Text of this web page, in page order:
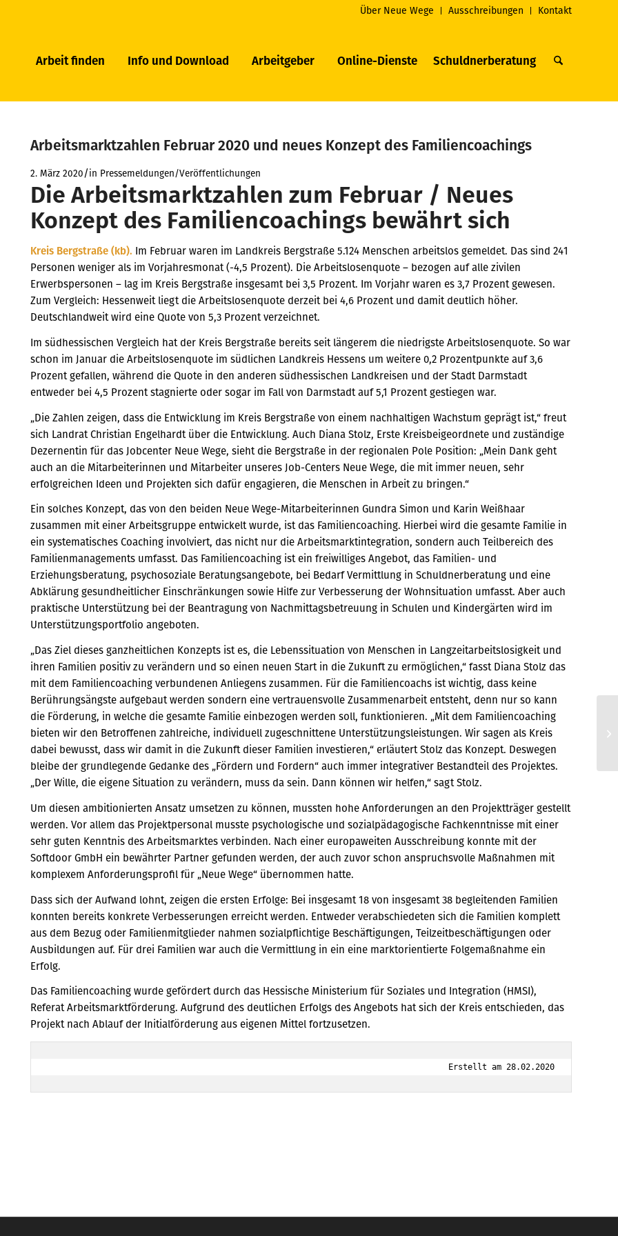
Über Neue Wege Ausschreibungen Kontakt
Arbeit finden Info und Download Arbeitgeber Online-Dienste Schuldnerberatung
Arbeitsmarktzahlen Februar 2020 und neues Konzept des Familiencoachings
2. März 2020/in Pressemeldungen/Veröffentlichungen
Die Arbeitsmarktzahlen zum Februar / Neues
Konzept des Familiencoachings bewährt sich
Kreis Bergstraße (kb). Im Februar waren im Landkreis Bergstraße 5.124 Menschen arbeitslos gemeldet. Das sind 241
Personen weniger als im Vorjahresmonat (-4,5 Prozent). Die Arbeitslosenquote – bezogen auf alle zivilen
Erwerbspersonen – lag im Kreis Bergstraße insgesamt bei 3,5 Prozent. Im Vorjahr waren es 3,7 Prozent gewesen.
Zum Vergleich: Hessenweit liegt die Arbeitslosenquote derzeit bei 4,6 Prozent und damit deutlich höher.
Deutschlandweit wird eine Quote von 5,3 Prozent verzeichnet.
Im südhessischen Vergleich hat der Kreis Bergstraße bereits seit längerem die niedrigste Arbeitslosenquote. So war
schon im Januar die Arbeitslosenquote im südlichen Landkreis Hessens um weitere 0,2 Prozentpunkte auf 3,6
Prozent gefallen, während die Quote in den anderen südhessischen Landkreisen und der Stadt Darmstadt
entweder bei 4,5 Prozent stagnierte oder sogar im Fall von Darmstadt auf 5,1 Prozent gestiegen war.
„Die Zahlen zeigen, dass die Entwicklung im Kreis Bergstraße von einem nachhaltigen Wachstum geprägt ist,“ freut
sich Landrat Christian Engelhardt über die Entwicklung. Auch Diana Stolz, Erste Kreisbeigeordnete und zuständige
Dezernentin für das Jobcenter Neue Wege, sieht die Bergstraße in der regionalen Pole Position: „Mein Dank geht
auch an die Mitarbeiterinnen und Mitarbeiter unseres Job-Centers Neue Wege, die mit immer neuen, sehr
erfolgreichen Ideen und Projekten sich dafür engagieren, die Menschen in Arbeit zu bringen.“
Ein solches Konzept, das von den beiden Neue Wege-Mitarbeiterinnen Gundra Simon und Karin Weißhaar
zusammen mit einer Arbeitsgruppe entwickelt wurde, ist das Familiencoaching. Hierbei wird die gesamte Familie in
ein systematisches Coaching involviert, das nicht nur die Arbeitsmarktintegration, sondern auch Teilbereich des
Familienmanagements umfasst. Das Familiencoaching ist ein freiwilliges Angebot, das Familien- und
Erziehungsberatung, psychosoziale Beratungsangebote, bei Bedarf Vermittlung in Schuldnerberatung und eine
Abklärung gesundheitlicher Einschränkungen sowie Hilfe zur Verbesserung der Wohnsituation umfasst. Aber auch
praktische Unterstützung bei der Beantragung von Nachmittagsbetreuung in Schulen und Kindergärten wird im
Unterstützungsportfolio angeboten.
„Das Ziel dieses ganzheitlichen Konzepts ist es, die Lebenssituation von Menschen in Langzeitarbeitslosigkeit und
ihren Familien positiv zu verändern und so einen neuen Start in die Zukunft zu ermöglichen,“ fasst Diana Stolz das
mit dem Familiencoaching verbundenen Anliegens zusammen. Für die Familiencoachs ist wichtig, dass keine
Berührungsängste aufgebaut werden sondern eine vertrauensvolle Zusammenarbeit entsteht, denn nur so kann
die Förderung, in welche die gesamte Familie einbezogen werden soll, funktionieren. „Mit dem Familiencoaching
bieten wir den Betroffenen zahlreiche, individuell zugeschnittene Unterstützungsleistungen. Wir sagen als Kreis
dabei bewusst, dass wir damit in die Zukunft dieser Familien investieren,“ erläutert Stolz das Konzept. Deswegen
bleibe der grundlegende Gedanke des „Fördern und Fordern“ auch immer integrativer Bestandteil des Projektes.
„Der Wille, die eigene Situation zu verändern, muss da sein. Dann können wir helfen,“ sagt Stolz.
Um diesen ambitionierten Ansatz umsetzen zu können, mussten hohe Anforderungen an den Projektträger gestellt
werden. Vor allem das Projektpersonal musste psychologische und sozialpädagogische Fachkenntnisse mit einer
sehr guten Kenntnis des Arbeitsmarktes verbinden. Nach einer europaweiten Ausschreibung konnte mit der
Softdoor GmbH ein bewährter Partner gefunden werden, der auch zuvor schon anspruchsvolle Maßnahmen mit
komplexem Anforderungsprofil für „Neue Wege“ übernommen hatte.
Dass sich der Aufwand lohnt, zeigen die ersten Erfolge: Bei insgesamt 18 von insgesamt 38 begleitenden Familien
konnten bereits konkrete Verbesserungen erreicht werden. Entweder verabschiedeten sich die Familien komplett
aus dem Bezug oder Familienmitglieder nahmen sozialpflichtige Beschäftigungen, Teilzeitbeschäftigungen oder
Ausbildungen auf. Für drei Familien war auch die Vermittlung in ein eine marktorientierte Folgemaßnahme ein
Erfolg.
Das Familiencoaching wurde gefördert durch das Hessische Ministerium für Soziales und Integration (HMSI),
Referat Arbeitsmarktförderung. Aufgrund des deutlichen Erfolgs des Angebots hat sich der Kreis entschieden, das
Projekt nach Ablauf der Initialförderung aus eigenen Mittel fortzusetzen.
Erstellt am 28.02.2020